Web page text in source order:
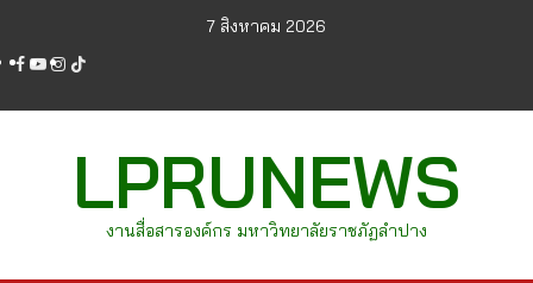
content
7 สิงหาคม 2026
facebook
youtube
instagram
tiktok
LPRUNEWS
งานสื่อสารองค์กร มหาวิทยาลัยราชภัฏลำปาง